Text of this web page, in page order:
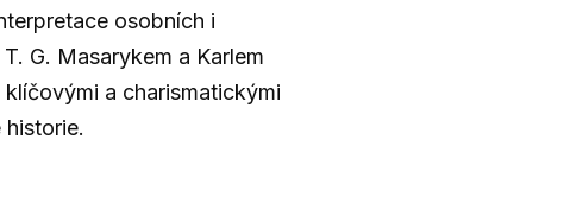
osobních i
G. Masarykem a Karlem
a charismatickými